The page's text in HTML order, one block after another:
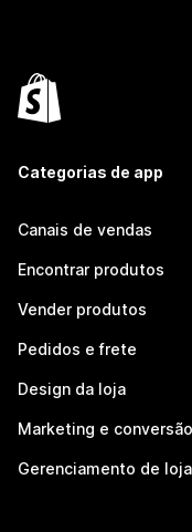
Categorias de app
Canais de vendas
Encontrar produtos
Vender produtos
Pedidos e frete
Design da loja
Marketing e conversão
Gerenciamento de loja